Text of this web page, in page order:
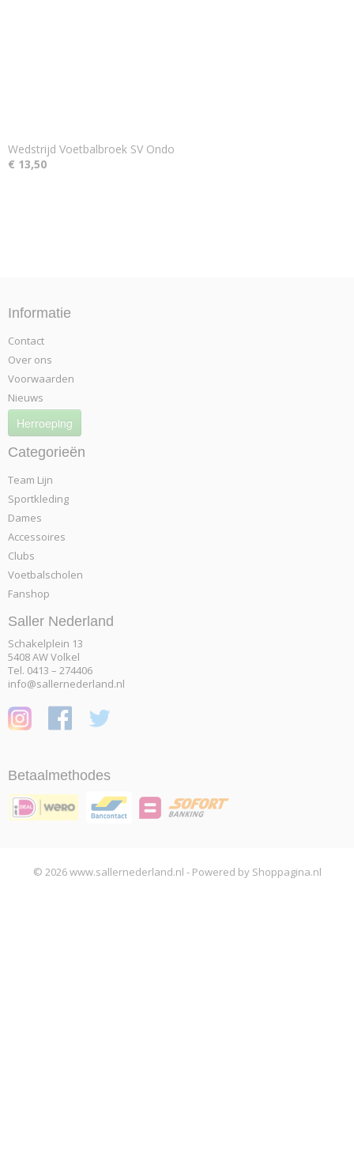
Wedstrijd Voetbalbroek SV Ondo
€ 13,50
Informatie
Contact
Over ons
Voorwaarden
Nieuws
Herroeping
Categorieën
Team Lijn
Sportkleding
Dames
Accessoires
Clubs
Voetbalscholen
Fanshop
Saller Nederland
Schakelplein 13
5408 AW Volkel
Tel. 0413 – 274406
info@sallernederland.nl
Betaalmethodes
© 2026 www.sallernederland.nl - Powered by Shoppagina.nl